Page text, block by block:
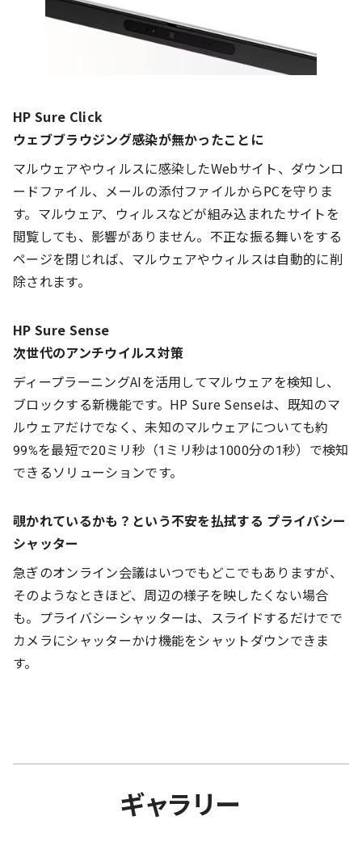
HP Sure Click
ウェブブラウジング感染が無かったことに
マルウェアやウィルスに感染したWebサイト、ダウンロ
ードファイル、メールの添付ファイルからPCを守りま
す。マルウェア、ウィルスなどが組み込まれたサイトを
閲覧しても、影響がありません。不正な振る舞いをする
ページを閉じれば、マルウェアやウィルスは自動的に削
除されます。
HP Sure Sense
次世代のアンチウイルス対策
ディープラーニングAIを活用してマルウェアを検知し、
ブロックする新機能です。HP Sure Senseは、既知のマ
ルウェアだけでなく、未知のマルウェアについても約
99%を最短で20ミリ秒（1ミリ秒は1000分の1秒）で検知
できるソリューションです。
覗かれているかも？という不安を払拭する プライバシー
シャッター
急ぎのオンライン会議はいつでもどこでもありますが、
そのようなときほど、周辺の様子を映したくない場合
も。プライバシーシャッターは、スライドするだけでで
カメラにシャッターかけ機能をシャットダウンできま
す。
ギャラリー